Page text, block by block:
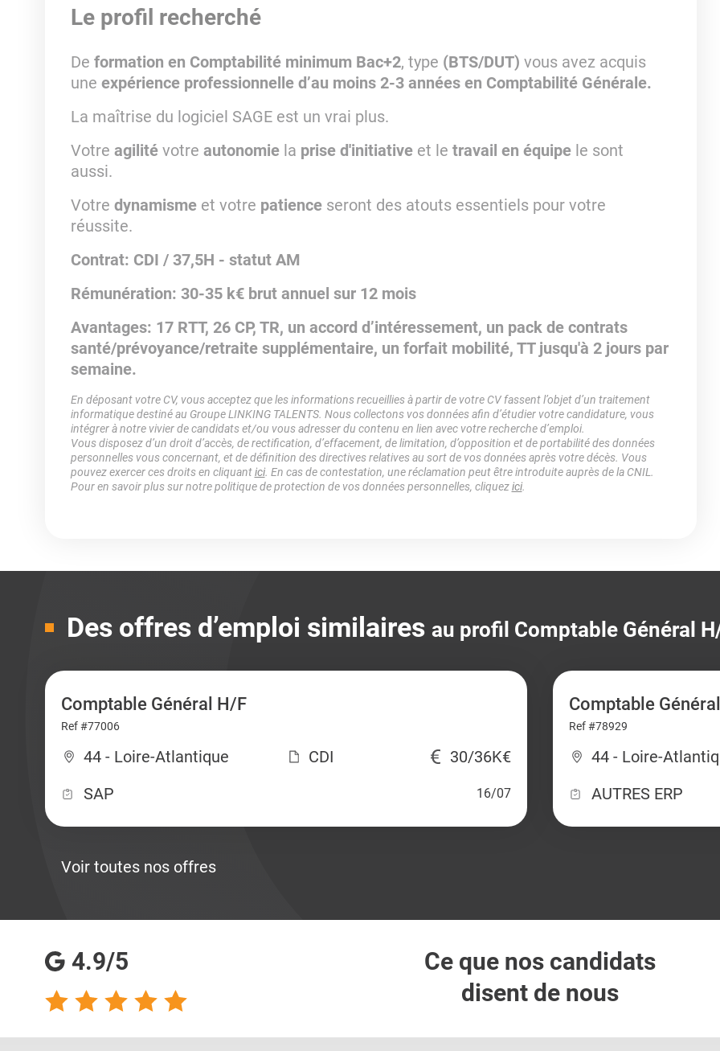
Le profil recherché
De formation en Comptabilité minimum Bac+2, type (BTS/DUT) vous avez acquis
une expérience professionnelle d’au moins 2-3 années en Comptabilité Générale.
La maîtrise du logiciel SAGE est un vrai plus.
Votre agilité votre autonomiela prise d'initiative et le travail en équipe le sont
aussi.
Votre dynamisme et votre patience seront des atouts essentiels pour votre
réussite.
Contrat: CDI / 37,5H - statut AM
Rémunération: 30-35 k€ brut annuel sur 12 mois
Avantages: 17 RTT, 26 CP, TR, un accord d’intéressement, un pack de contrats
santé/prévoyance/retraite supplémentaire, un forfait mobilité, TT jusqu'à 2 jours par
semaine.
En déposant votre CV, vous acceptez que les informations recueillies à partir de votre CV fassent l’objet d’un traitement
informatique destiné au Groupe LINKING TALENTS. Nous collectons vos données afin d’étudier votre candidature, vous
intégrer à notre vivier de candidats et/ou vous adresser du contenu en lien avec votre recherche d’emploi.
Vous disposez d’un droit d’accès, de rectification, d’effacement, de limitation, d’opposition et de portabilité des données
personnelles vous concernant, et de définition des directives relatives au sort de vos données après votre décès. Vous
pouvez exercer ces droits en cliquantici. En cas de contestation, une réclamation peut être introduite auprès de la CNIL.
Pour en savoir plus sur notre politique de protection de vos données personnelles, cliquezici.
Des offres d’emploi similaires au profil Comptable Général
Comptable Général H/F
Ref #77006
44 - Loire-Atlantique CDI
30/36K€
SAP
16/07
Comptable
Ref #78929
44 - Loire-
AUTRES ERP
Voir toutes nos offres
4.9/5
Ce que nos candidats
disent de nous